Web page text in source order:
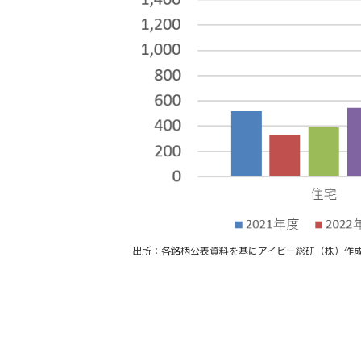
出所：各銘柄公表資料を基にアイビー総研（株）作